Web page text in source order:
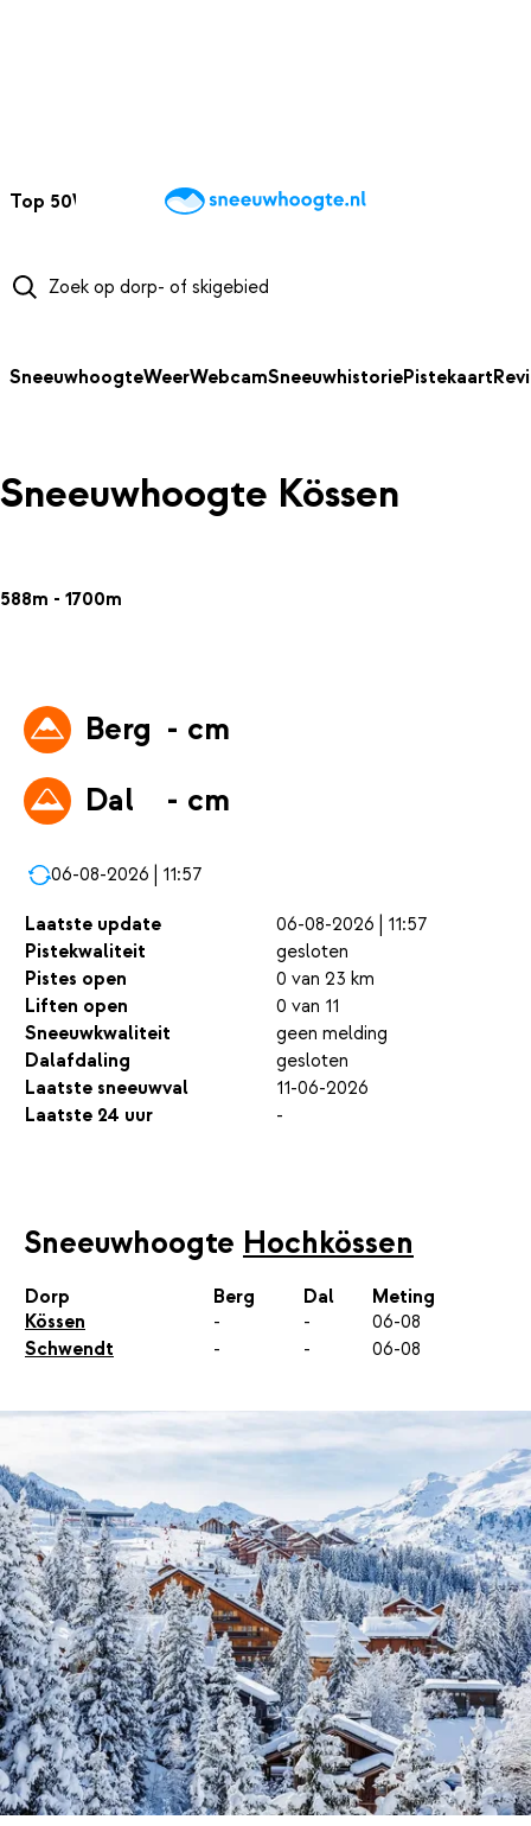
Top 50Webcams WintersportweerKaarten
SneeuwhoogteWeerWebcamSneeuwhistoriePistekaart
Sneeuwhoogte Kössen
588m - 1700m
Berg - cm
Dal
- cm
06-08-2026 | 11:57
Laatste update
06-08-2026 | 11:57
Pistekwaliteit
gesloten
Pistes open
0 van 23 km
Liften open
0 van 11
Sneeuwkwaliteit
geen melding
Dalafdaling
gesloten
Laatste sneeuwval
11-06-2026
Laatste 24 uur
-
Sneeuwhoogte Hochkössen
Dorp Berg Dal
Meting
Kössen
- -
06-08
Schwendt
- - 06-08